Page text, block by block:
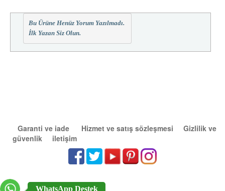
Bu Ürüne Henüz Yorum Yazılmadı.
İlk Yazan Siz Olun.
Garanti ve iade Hizmet ve satış sözleşmesi
Gizlilik ve
güvenlik
iletişim
WhatsApp Destek